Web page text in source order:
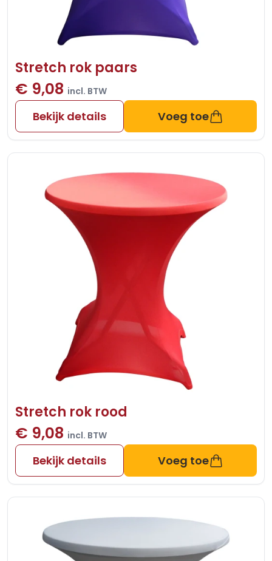
Stretch rok paars
€ 9,08 incl. BTW
Bekijk details Voeg toe
Stretch rok rood
€ 9,08 incl. BTW
Bekijk details Voeg toe